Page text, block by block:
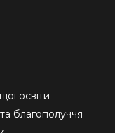
освіти
благополуччя